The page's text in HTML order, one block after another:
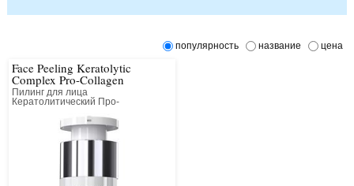
популярность название цена
Face Peeling Keratolytic
Complex Pro-Collagen
Пилинг для лица
Кератолитический Про-